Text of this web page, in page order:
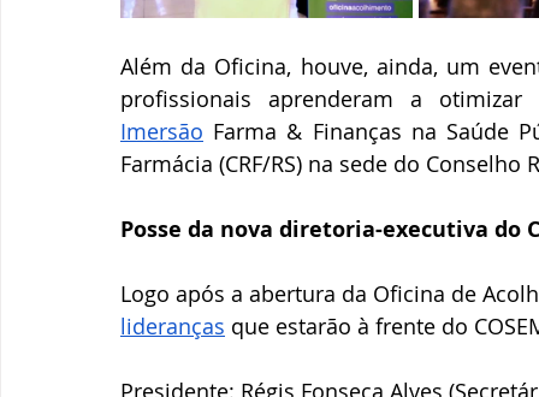
Além da Oficina, houve, ainda, um
Imersão Farma & Finanças na Saúde
Farmácia (CRF/RS) na sede do Conselho
Posse da nova diretoria-executiva do
Logo após a abertura da Oficina de
lideranças que estarão à frente do
Presidente: Régis Fonseca Alves